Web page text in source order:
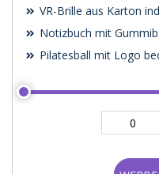
VR-Brille aus Karton
Notizbuch mit
Pilatesball mit Logo